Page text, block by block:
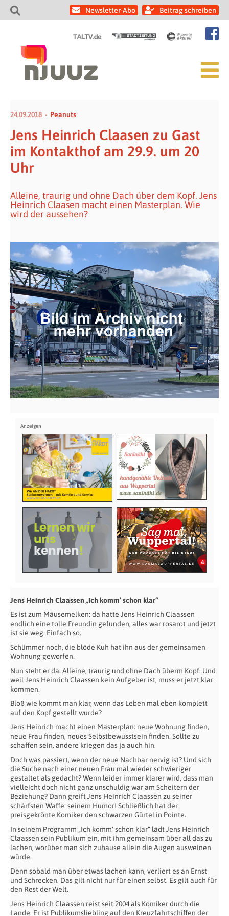
Newsletter-Abo Beitrag schreiben
24.09.2018 Peanuts
Jens Heinrich Claasen zu Gast
im Kontakthof am 29.9. um 20
Uhr
Alleine, traurig und ohne Dach über dem Kopf. Jens
Heinrich Claasen macht einen Masterplan. Wie
wird der aussehen?
Jens Heinrich Claassen „Ich komm’ schon klar“
Es ist zum Mäusemelken: da hatte Jens Heinrich Claassen
endlich eine tolle Freundin gefunden, alles war rosarot und jetzt
ist sie weg. Einfach so.
Schlimmer noch, die blöde Kuh hat ihn aus der gemeinsamen
Wohnung geworfen.
Nun steht er da. Alleine, traurig und ohne Dach überm Kopf. Und
weil Jens Heinrich Claassen kein Aufgeber ist, muss er jetzt klar
kommen.
Bloß wie kommt man klar, wenn das Leben mal eben komplett
auf den Kopf gestellt wurde?
Jens Heinrich macht einen Masterplan: neue Wohnung finden,
neue Frau finden, neues Selbstbewusstsein finden. Sollte zu
schaffen sein, andere kriegen das ja auch hin.
Doch was passiert, wenn der neue Nachbar nervig ist? Und sich
die Suche nach einer neuen Frau mal wieder schwieriger
gestaltet als gedacht? Wenn leider immer klarer wird, dass man
vielleicht doch nicht ganz unschuldig war am Scheitern der
Beziehung? Dann greift Jens Heinrich Claassen zu seiner
schärfsten Waffe: seinem Humor! Schließlich hat der
preisgekrönte Komiker den schwarzen Gürtel in Pointe.
In seinem Programm „Ich komm‘ schon klar“ lädt Jens Heinrich
Claassen sein Publikum ein, mit ihm gemeinsam über all das zu
lachen, worüber man sich zuhause allein die Augen ausweinen
würde.
Denn sobald man über etwas lachen kann, verliert es an Ernst
und Schrecken. Das gilt nicht nur für einen selbst. Es gilt auch für
den Rest der Welt.
Jens Heinrich Claassen reist seit 2004 als Komiker durch die
Lande. Er ist Publikumsliebling auf den Kreuzfahrtschiffen der